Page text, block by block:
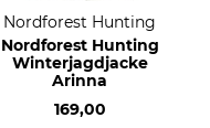
Nordforest Hunting
Nordforest Hunting
Winterjagdjacke
Arinna
169,00